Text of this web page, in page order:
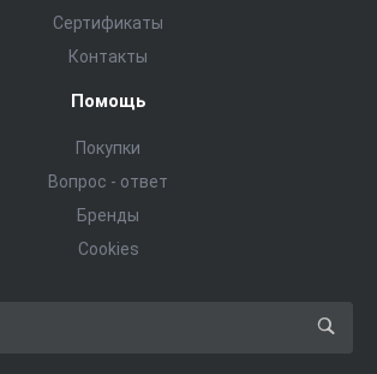
Сертификаты
Контакты
Помощь
Покупки
Вопрос - ответ
Бренды
Cookies